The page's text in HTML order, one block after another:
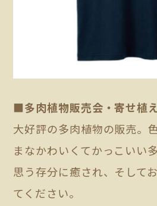
■多肉植物販売会・寄せ植
大好評の多肉植物の販売。
まなかわいくてかっこいい
思う存分に癒され、そして
てください。